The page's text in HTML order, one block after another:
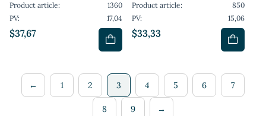
$37,67
Product article:
1360
PV:
17,04
$33,33
Product article:
850
PV:
15,06
← 1 2 3 4 5 6 7
8 9 →